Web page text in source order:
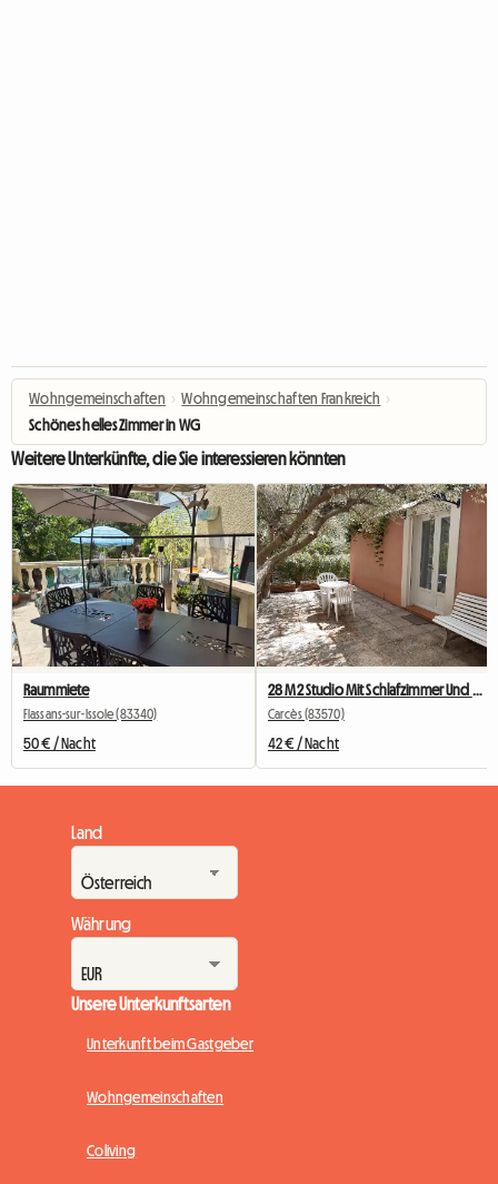
Wohngemeinschaften › Wohngemeinschaften Frankreich ›
Schönes helles Zimmer in WG
Weitere Unterkünfte, die Sie interessieren könnten
Raummiete
Flassans-sur-Issole (83340)
50 € / Nacht
Carcès (83570)
42 € / Nacht
Land
Währung
Unsere Unterkunftsarten
Unterkunft beim Gastgeber
Wohngemeinschaften
Coliving